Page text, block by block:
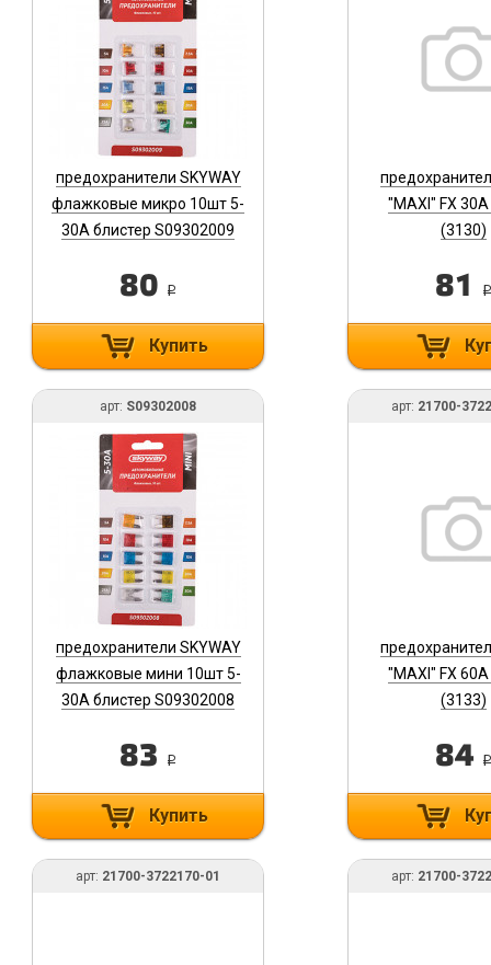
предохранители SKYWAY
флажковые микро 10шт 5-
30А блистер S09302009
80 i
Купить
"MAXI" FX
(3130)
81 i
арт: S09302008
предохранители SKYWAY
флажковые мини 10шт 5-
30А блистер S09302008
83 i
Купить
арт: 21700-
"MAXI" FX
(3133)
84 i
арт: 21700-3722170-01 арт: 21700-